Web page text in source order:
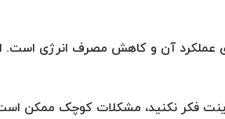
عملکرد آن و کاهش مصرف انرژی
فکر نکنید، مشکلات کوچک ممکن